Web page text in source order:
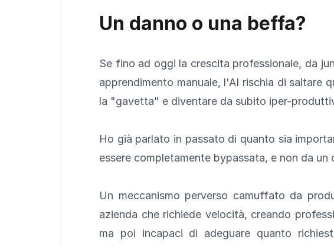
Un danno o una beffa?
Se fino ad oggi la crescita professionale, da
apprendimento manuale, l'AI rischia di saltare
la "gavetta" e diventare da subito iper-
Ho già parlato in passato di quanto sia
essere completamente bypassata, e non da
Un meccanismo perverso camuffato da
azienda che richiede velocità, creando
ma poi incapaci di adeguare quanto